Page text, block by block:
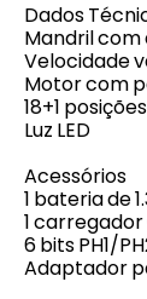
Dados
Mandril
Velocidade
Motor com
18+1
Luz LED
Acessórios
1 bateria de
1
6 bits PH1/
Adaptador